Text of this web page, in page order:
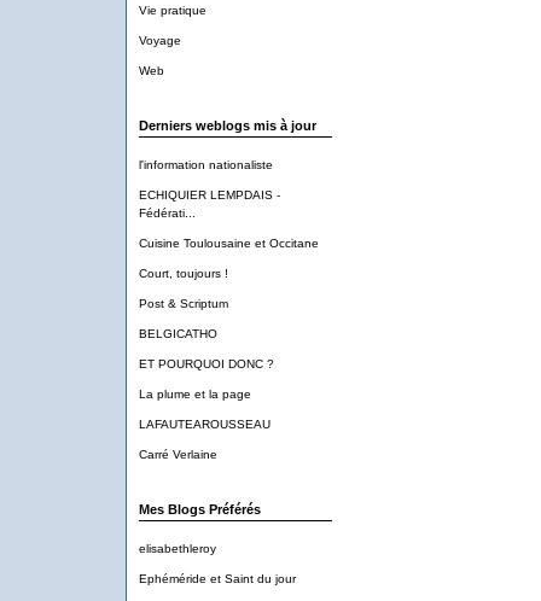
Vie pratique
Voyage
Web
Derniers weblogs mis à jour
l'information nationaliste
ECHIQUIER LEMPDAIS -
Fédérati...
Cuisine Toulousaine et Occitane
Court, toujours !
Post & Scriptum
BELGICATHO
ET POURQUOI DONC ?
La plume et la page
LAFAUTEAROUSSEAU
Carré Verlaine
Mes Blogs Préférés
elisabethleroy
Ephéméride et Saint du jour